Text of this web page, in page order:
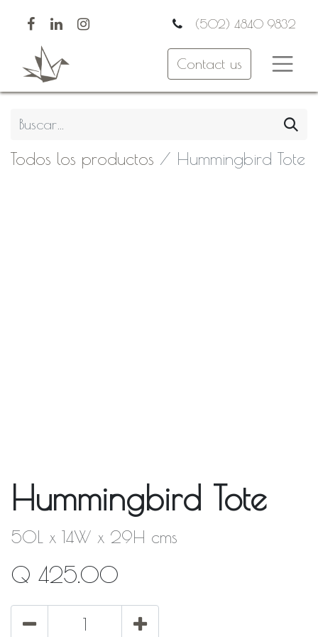
(502) 4840 9832
Contact us
Todos los productos Hummingbird Tote
Hummingbird Tote
50L x 14W x 29H cms
Q 425.00